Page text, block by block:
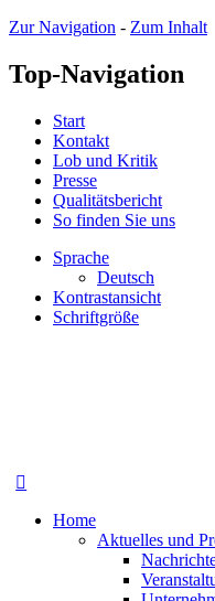
Zur Navigation - Zum Inhalt
Top-Navigation
Start
Kontakt
Lob und Kritik
Presse
Qualitätsbericht
So finden Sie uns
Sprache
Deutsch
Kontrastansicht
Schriftgröße
Home
Aktuelles und